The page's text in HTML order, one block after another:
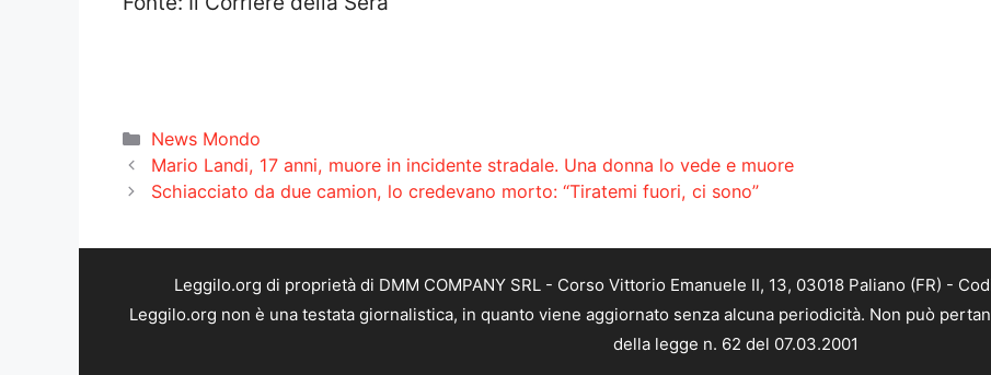
Categorie
News Mondo
Mario Landi, 17 anni, muore in incidente stradale. Una donna lo vede e muore
Schiacciato da due camion, lo credevano morto: “Tiratemi fuori, ci sono”
Leggilo.org di proprietà di DMM COMPANY SRL - Corso Vittorio Emanuele II, 13, 03018 Paliano (FR) -
Leggilo.org non è una testata giornalistica, in quanto viene aggiornato senza alcuna periodicità. Non può
della legge n. 62 del 07.03.2001